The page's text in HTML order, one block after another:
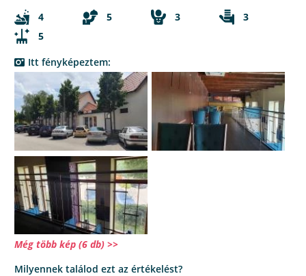
4
5 3
3
5
Itt fényképeztem:
Még több kép (6 db) >>
Milyennek találod ezt az értékelést?